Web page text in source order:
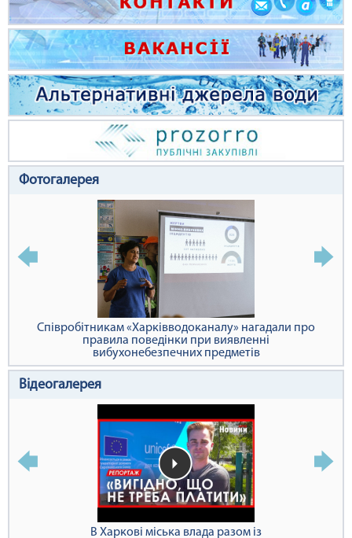
Фотогалерея
Співробітникам «Харківводоканалу» нагадали про
правила поведінки при виявленні
вибухонебезпечних предметів
Відеогалерея
В Харкові міська влада разом із